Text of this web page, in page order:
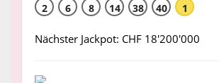
2 6 8 14 38 40 1
Nächster Jackpot: CHF 18'200'000